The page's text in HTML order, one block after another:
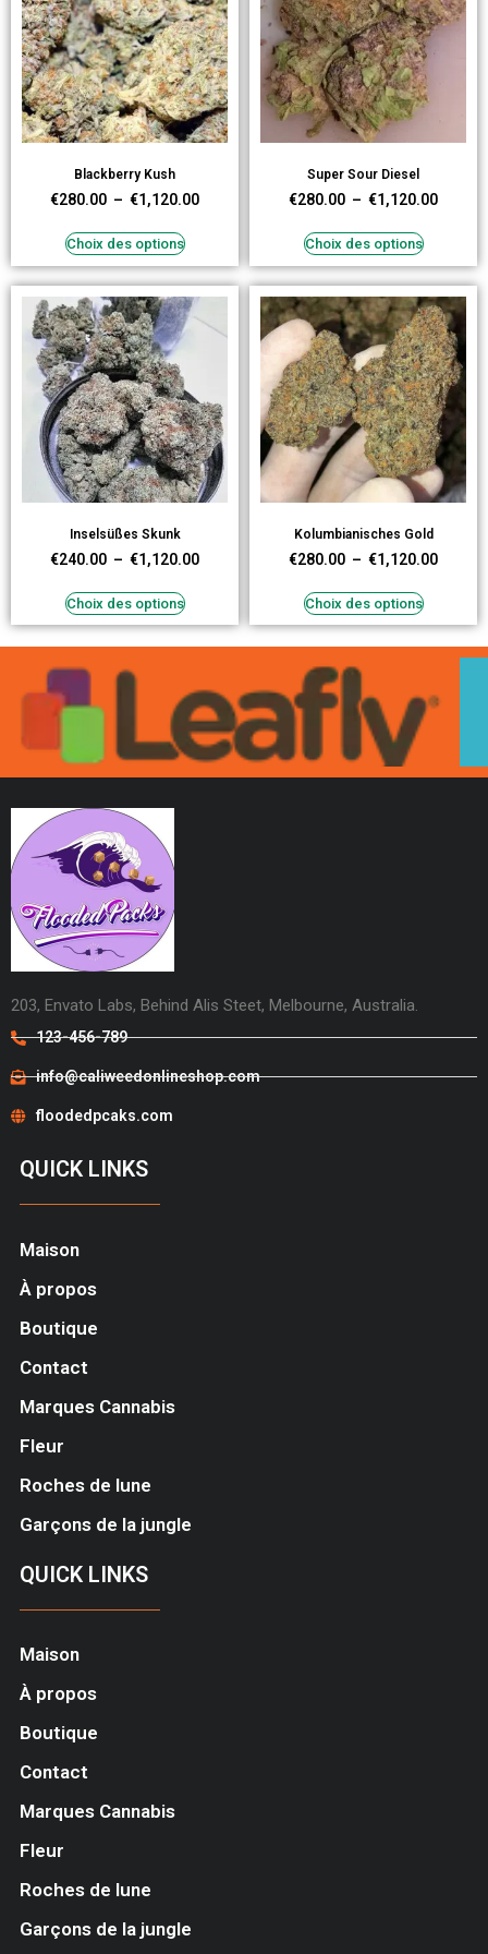
Blackberry Kush
€280.00 – €1,120.00
Choix des options
Super Sour Diesel
€280.00 – €1,120.00
Choix des options
Inselsüßes Skunk
€240.00 – €1,120.00
Choix des options
Kolumbianisches Gold
€280.00 – €1,120.00
Choix des options
203, Envato Labs, Behind Alis Steet, Melbourne, Australia.
123-456-789
info@caliweedonlineshop.com
floodedpcaks.com
QUICK LINKS
Maison
À propos
Boutique
Contact
Marques Cannabis
Fleur
Roches de lune
Garçons de la jungle
QUICK LINKS
Maison
À propos
Boutique
Contact
Marques Cannabis
Fleur
Roches de lune
Garçons de la jungle